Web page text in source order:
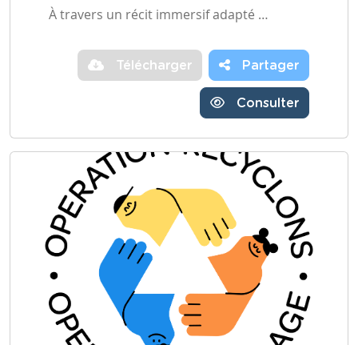
À travers un récit immersif adapté …
Télécharger Partager
Consulter